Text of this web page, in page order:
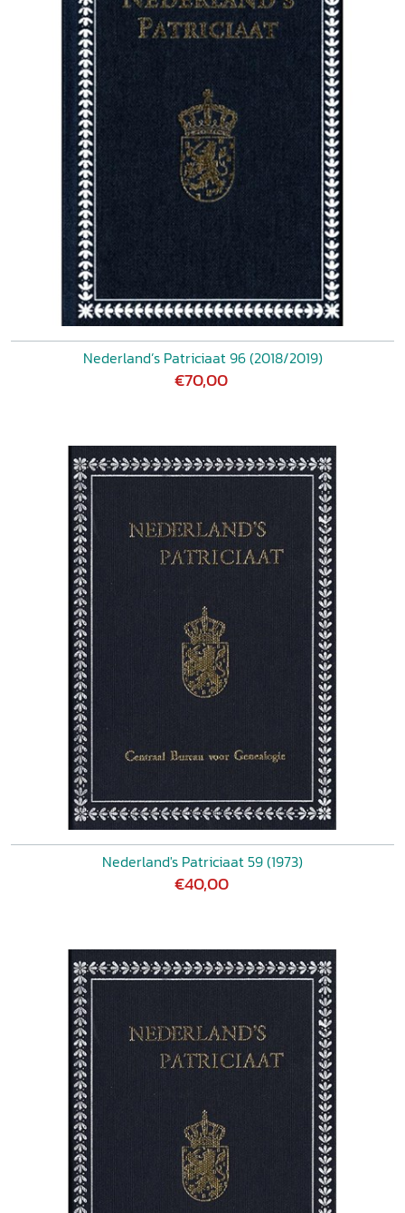
Nederland’s Patriciaat 96 (2018/2019)
€70,00
Nederland's Patriciaat 59 (1973)
€40,00